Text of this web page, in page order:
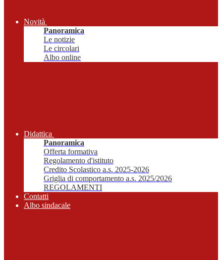
Novità
Panoramica
Le notizie
Le circolari
Albo online
Didattica
Panoramica
Offerta formativa
Regolamento d'istituto
Credito Scolastico a.s. 2025-2026
Griglia di comportamento a.s. 2025/2026
REGOLAMENTI
Contatti
Albo sindacale